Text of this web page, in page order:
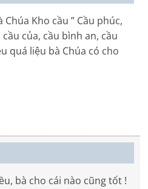
Kho cầu ” Cầu phúc,
của, cầu bình an, cầu
quá liệu bà Chúa có cho
bà cho cái nào cũng tốt !